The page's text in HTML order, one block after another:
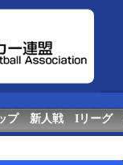
プ 新人戦 Iリーグ